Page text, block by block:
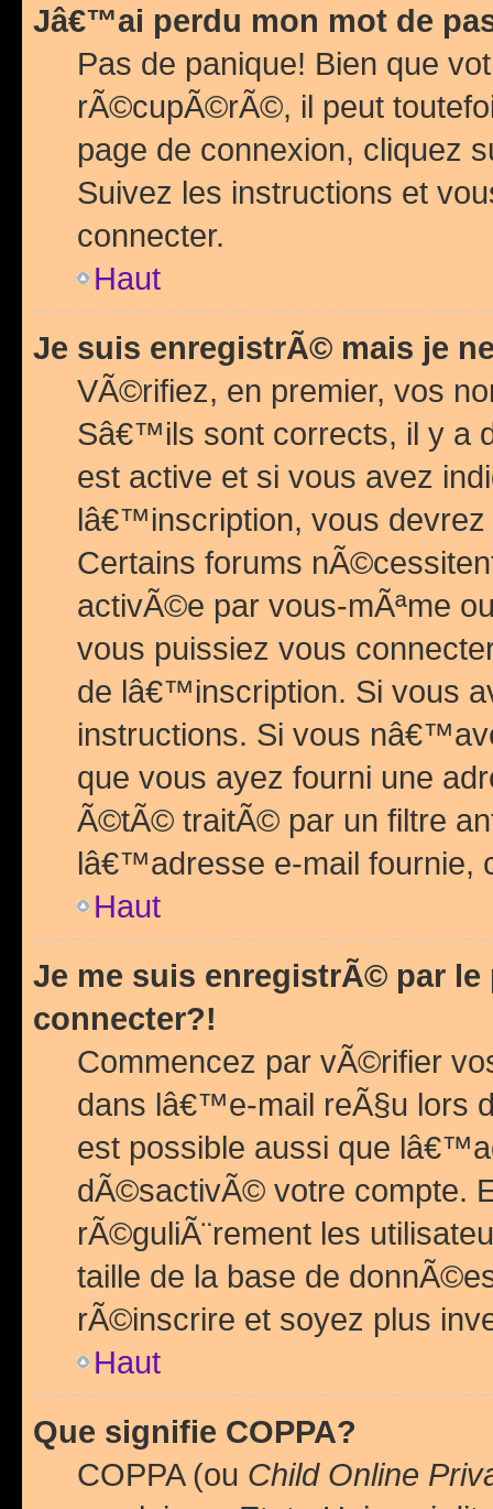
Jâ€™ai perdu mon mot de
Pas de panique! Bien que
rÃ©cupÃ©rÃ©, il peut
page de connexion, cliquez
Suivez les instructions et
connecter.
Haut
Je suis enregistrÃ© mais je
VÃ©rifiez, en premier, vos
Sâ€™ils sont corrects, il y a
est active et si vous avez
lâ€™inscription, vous
Certains forums
activÃ©e par vous-mÃªme
vous puissiez vous
de lâ€™inscription. Si vous
instructions. Si vous
que vous ayez fourni une
Ã©tÃ© traitÃ© par un filtre
lâ€™adresse e-mail fournie,
Haut
Je me suis enregistrÃ© par
connecter?!
Commencez par vÃ©rifier
dans lâ€™e-mail reÃ§u lors
est possible aussi que
dÃ©sactivÃ© votre compte.
rÃ©guliÃ¨rement les
taille de la base de
rÃ©inscrire et soyez plus
Haut
Que signifie COPPA?
COPPA (ou Child Online